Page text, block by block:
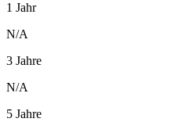
1 Jahr
N/A
3 Jahre
N/A
5 Jahre